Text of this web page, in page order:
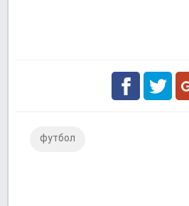
футбол